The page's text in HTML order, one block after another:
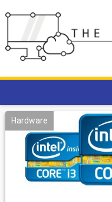
to
Hardware